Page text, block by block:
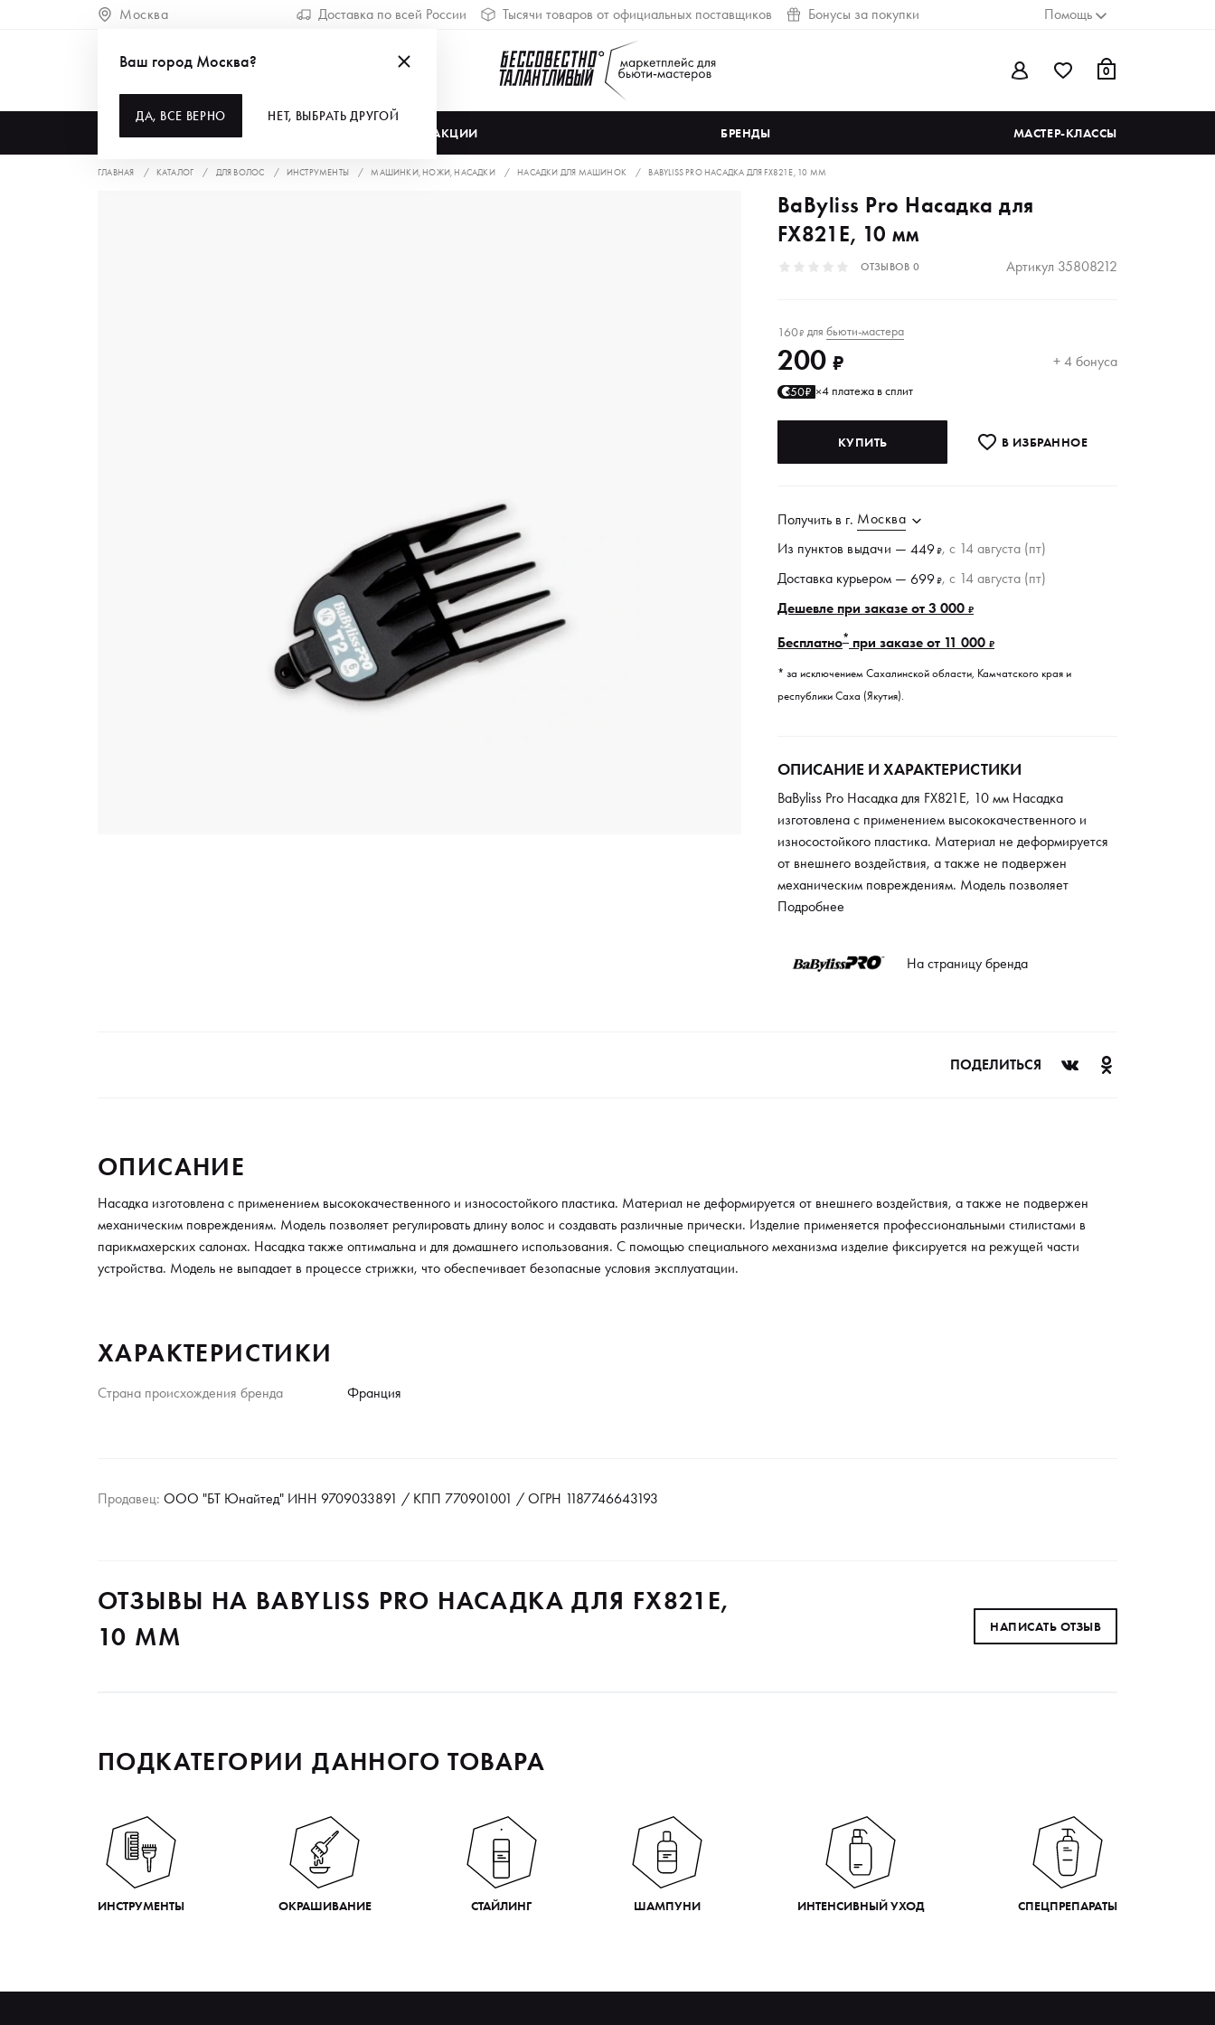
Москва Доставка по всей России Тысячи товаров от официальных поставщиков Бонусы за покупки Помощь
0
АКЦИИ БРЕНДЫ МАСТЕР-КЛАССЫ
Ваш город Москва?
ДА, ВСЕ ВЕРНО НЕТ, ВЫБРАТЬ ДРУГОЙ
ГЛАВНАЯ КАТАЛОГ ДЛЯ ВОЛОС ИНСТРУМЕНТЫ МАШИНКИ, НОЖИ, НАСАДКИ НАСАДКИ ДЛЯ МАШИНОК BABYLISS PRO НАСАДКА ДЛЯ FX821E, 10 ММ
BaByliss Pro Насадка для
FX821E, 10 мм
ОТЗЫВОВ 0 Артикул 35808212
160₽ для бьюти-мастера
200 ₽ + 4 бонуса
50₽ ×4 платежа в сплит
КУПИТЬ В ИЗБРАННОE
Получить в г. Москва
Из пунктов выдачи —449₽, c 14 августа (пт)
Доставка курьером —699₽, c 14 августа (пт)
Дешевле при заказе от 3 000₽
Бесплатно* при заказе от 11 000₽
* за исключением Сахалинской области, Камчатского края и
республики Саха (Якутия).
ОПИСАНИЕ И ХАРАКТЕРИСТИКИ
BaByliss Pro Насадка для FX821E, 10 мм Насадка
изготовлена с применением высококачественного и
износостойкого пластика. Материал не деформируется
от внешнего воздействия, а также не подвержен
механическим повреждениям. Модель позволяет
регулировать длину волос и создавать различные
оптимальна и для домашнего использования. С помощью
Подробнее
На страницу бренда
ПОДЕЛИТЬСЯ
ОПИСАНИЕ
Насадка изготовлена с применением высококачественного и износостойкого пластика. Материал не деформируется от внешнего воздействия, а также не подвержен
механическим повреждениям. Модель позволяет регулировать длину волос и создавать различные прически. Изделие применяется профессиональными стилистами в
парикмахерских салонах. Насадка также оптимальна и для домашнего использования. С помощью специального механизма изделие фиксируется на режущей части
устройства. Модель не выпадает в процессе стрижки, что обеспечивает безопасные условия эксплуатации.
ХАРАКТЕРИСТИКИ
Страна происхождения бренда Франция
Продавец: ООО "БТ Юнайтед" ИНН 9709033891 / КПП 770901001 / ОГРН 1187746643193
ОТЗЫВЫ НА BABYLISS PRO НАСАДКА ДЛЯ FX821E,
10 ММ
НАПИСАТЬ ОТЗЫВ
ПОДКАТЕГОРИИ ДАННОГО ТОВАРА
ИНСТРУМЕНТЫ ОКРАШИВАНИЕ СТАЙЛИНГ ШАМПУНИ ИНТЕНСИВНЫЙ УХОД СПЕЦПРЕПАРАТЫ